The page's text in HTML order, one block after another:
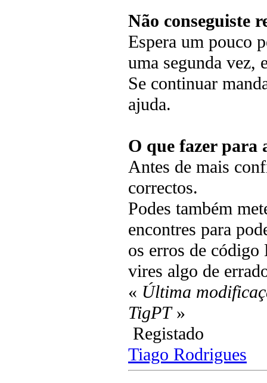
Não conseguiste
Espera um pouco
uma segunda vez,
Se continuar
ajuda.
O que fazer para
Antes de mais
correctos.
Podes também
encontres para
os erros de código
vires algo de
« Última
TigPT»
Registado
Tiago Rodrigues